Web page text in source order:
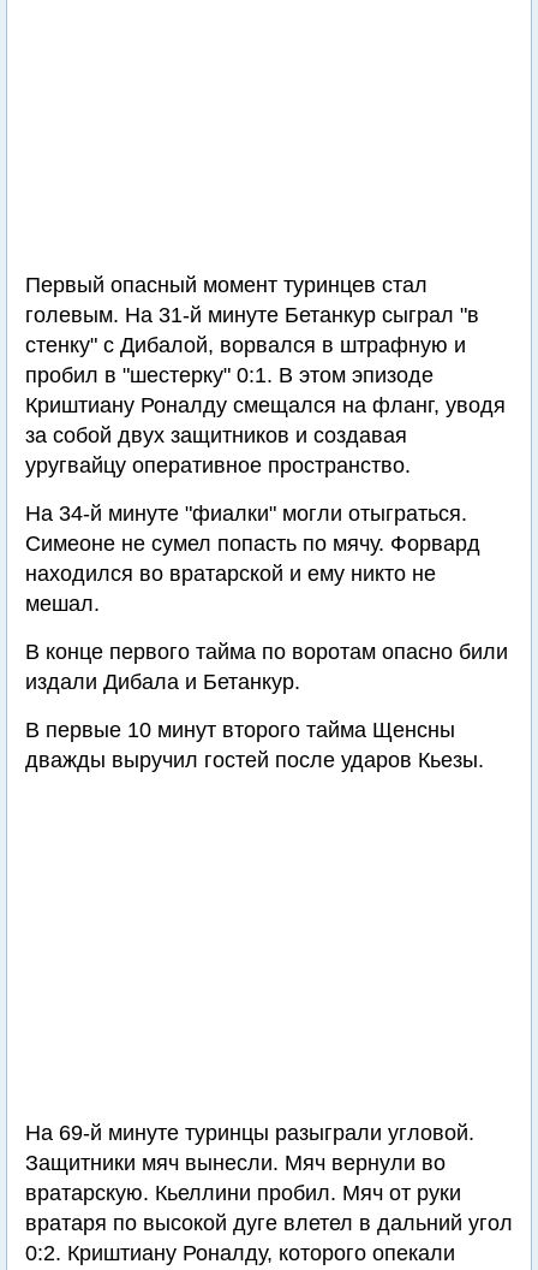
Первый опасный момент туринцев стал
голевым. На 31-й минуте Бетанкур сыграл "в
стенку" с Дибалой, ворвался в штрафную и
пробил в "шестерку" 0:1. В этом эпизоде
Криштиану Роналду смещался на фланг, уводя
за собой двух защитников и создавая
уругвайцу оперативное пространство.
На 34-й минуте "фиалки" могли отыграться.
Симеоне не сумел попасть по мячу. Форвард
находился во вратарской и ему никто не
мешал.
В конце первого тайма по воротам опасно били
издали Дибала и Бетанкур.
В первые 10 минут второго тайма Щенсны
дважды выручил гостей после ударов Кьезы.
На 69-й минуте туринцы разыграли угловой.
Защитники мяч вынесли. Мяч вернули во
вратарскую. Кьеллини пробил. Мяч от руки
вратаря по высокой дуге влетел в дальний угол
0:2. Криштиану Роналду, которого опекали